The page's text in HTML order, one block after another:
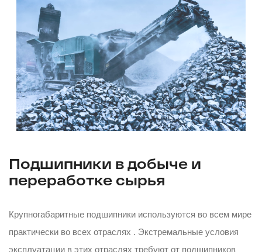
Подшипники в добыче и
переработке сырья
Крупногабаритные подшипники используются во всем мире
практически во всех отраслях . Экстремальные условия
эксплуатации в этих отраслях требуют от подшипников